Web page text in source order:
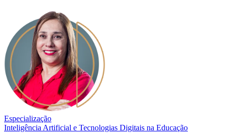
Especialização
Inteligência Artificial e Tecnologias Digitais na Educação